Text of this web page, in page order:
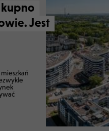
Jest